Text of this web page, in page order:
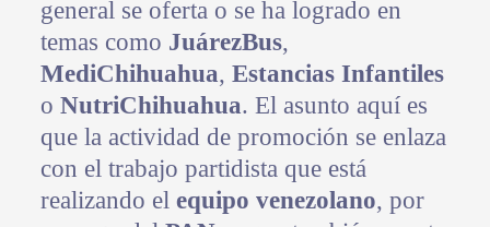
general se oferta o se ha logrado en
temas como JuárezBus,
MediChihuahua, Estancias Infantiles
o NutriChihuahua. El asunto aquí es
que la actividad de promoción se enlaza
con el trabajo partidista que está
realizando el equipo venezolano, por